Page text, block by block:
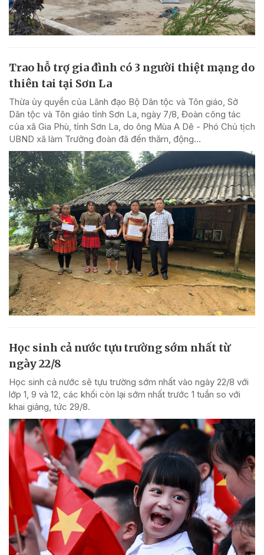
Trao hỗ trợ gia đình có 3 người thiệt mạng do
thiên tai tại Sơn La
Thừa ủy quyền của Lãnh đạo Bộ Dân tộc và Tôn giáo, Sở
Dân tộc và Tôn giáo tỉnh Sơn La, ngày 7/8, Đoàn công tác
của xã Gia Phù, tỉnh Sơn La, do ông Mùa A Dê - Phó Chủ tịch
UBND xã làm Trưởng đoàn đã đến thăm, động...
Học sinh cả nước tựu trường sớm nhất từ
ngày 22/8
Học sinh cả nước sẽ tựu trường sớm nhất vào ngày 22/8 với
lớp 1, 9 và 12, các khối còn lại sớm nhất trước 1 tuần so với
khai giảng, tức 29/8.